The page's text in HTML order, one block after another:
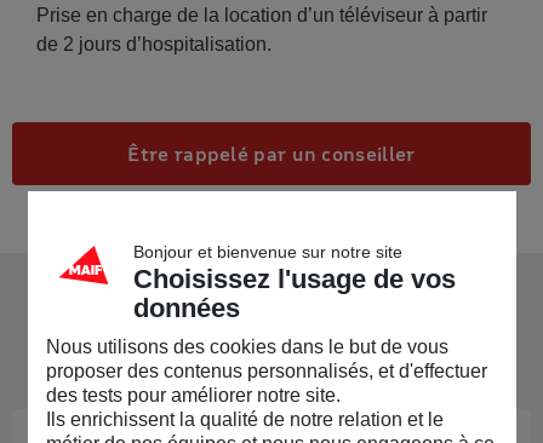
Prise en charge de la location d’un téléviseur à partir
de 2 jours d’hospitalisation.
Être rappelé par un conseiller
Nosautres services
Bonjour et bienvenue sur notre site
Choisissez l'usage de vos
données
Nous utilisons des cookies dans le but de vous
proposer des contenus personnalisés, et d'effectuer
des tests pour améliorer notre site.
Ils enrichissent la qualité de notre relation et le